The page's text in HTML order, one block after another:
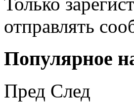
отправлять
Популярное
Пред След